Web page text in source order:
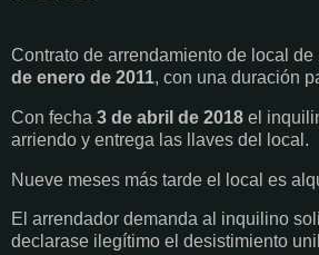
Contrato de arrendamiento de local de
de enero de 2011, con una duración
Con fecha 3 de abril de 2018 el
arriendo y entrega las llaves del local.
Nueve meses más tarde el local es
El arrendador demanda al inquilino
declarase ilegítimo el desistimiento